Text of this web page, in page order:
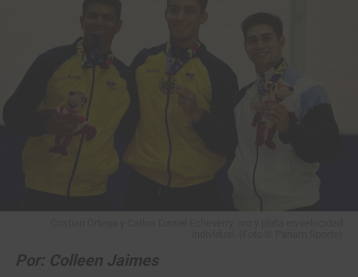
Por: Colleen Jaimes